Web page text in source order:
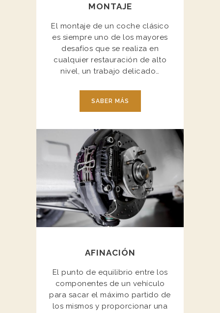
MONTAJE
El montaje de un coche clásico
es siempre uno de los mayores
desafíos que se realiza en
cualquier restauración de alto
nivel, un trabajo delicado…
SABER MÁS
AFINACIÓN
El punto de equilibrio entre los
componentes de un vehículo
para sacar el máximo partido de
los mismos y proporcionar una